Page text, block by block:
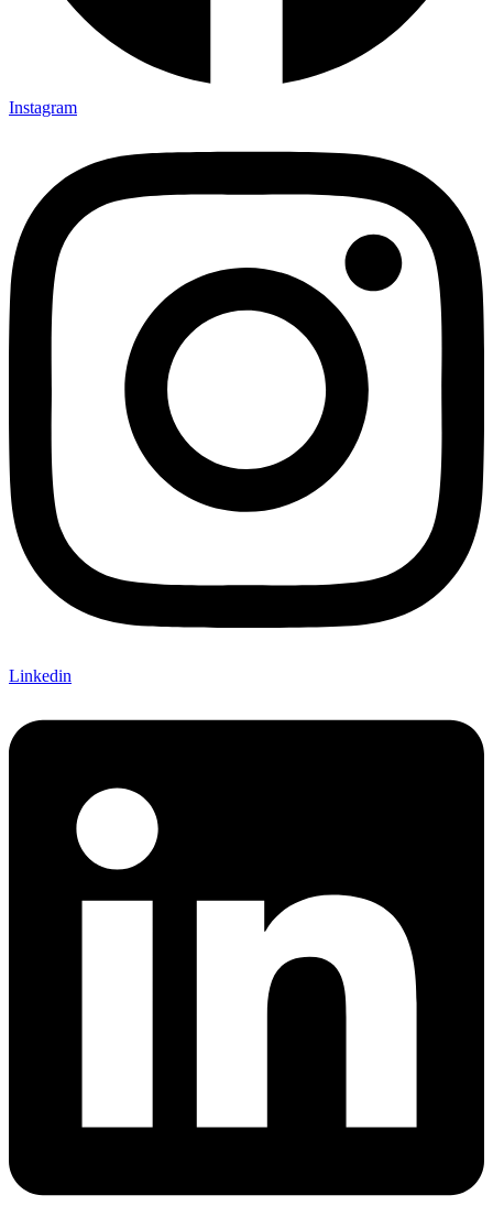
Instagram
Linkedin